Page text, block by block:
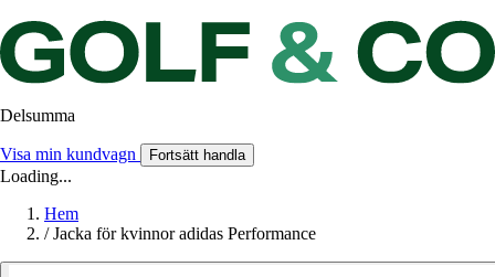
Delsumma
Visa min kundvagn Fortsätt handla
Loading...
Hem
/ Jacka för kvinnor adidas Performance